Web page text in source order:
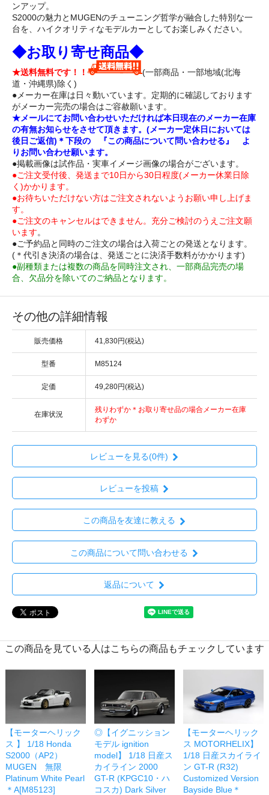
ンアップ。
S2000の魅力とMUGENのチューニング哲学が融合した特別な一
台を、ハイクオリティなモデルカーとしてお楽しみください。
◆お取り寄せ商品◆
★送料無料です！！
(一部商品・一部地域(北海
道・沖縄県)除く)
●メーカー在庫は日々動いています。定期的に確認しております
がメーカー完売の場合はご容赦願います。
★メールにてお問い合わせいただければ本日現在のメーカー在庫
の有無お知らせをさせて頂きます。(メーカー定休日においては
後日ご返信)＊下段の 『この商品について問い合わせる』 よ
りお問い合わせ願います。
●掲載画像は試作品・実車イメージ画像の場合がございます。
●ご注文受付後、発送まで10日から30日程度(メーカー休業日除
く)かかります。
●お待ちいただけない方はご注文されないようお願い申し上げま
す。
●ご注文のキャンセルはできません。充分ご検討のうえご注文願
います。
●ご予約品と同時のご注文の場合は入荷ごとの発送となります。
(＊代引き決済の場合は、発送ごとに決済手数料がかかります)
●副種類または複数の商品を同時注文され、一部商品完売の場
合、欠品分を除いてのご納品となります。
その他の詳細情報
販売価格 41,830円(税込)
型番 M85124
定価 49,280円(税込)
在庫状況
残りわずか＊お取り寄せ品の場合メーカー在庫
わずか
レビューを見る(0件)
レビューを投稿
この商品を友達に教える
この商品について問い合わせる
返品について
この商品を見ている人はこちらの商品もチェックしています
【モーターヘリック
ス 】 1/18 Honda
S2000（AP2）
MUGEN 無限
Platinum White Pearl
＊A[M85123]
◎【イグニッション
モデル ignition
model】 1/18 日産ス
カイライン 2000
GT-R (KPGC10・ハ
コスカ) Dark Silver
【モーターヘリック
ス MOTORHELIX】
1/18 日産スカイライ
ン GT-R (R32)
Customized Version
Bayside Blue＊